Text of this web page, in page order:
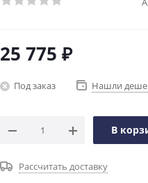
25 775 ₽
Под заказ Нашли
В
Рассчитать доставку